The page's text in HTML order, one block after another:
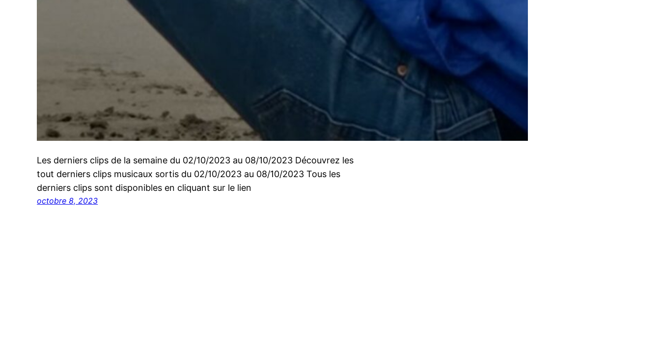
Les derniers clips de la semaine du 02/10/2023 au 08/10/2023 Découvrez les
tout derniers clips musicaux sortis du 02/10/2023 au 08/10/2023 Tous les
derniers clips sont disponibles en cliquant sur le lien
octobre 8, 2023